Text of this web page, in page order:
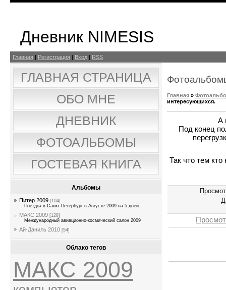
Дневник NIMESIS
Главная | Регистрация | Вход | RSS
ГЛАВНАЯ СТРАНИЦА
ОБО МНЕ
ДНЕВНИК
ФОТОАЛЬБОМЫ
ГОСТЕВАЯ КНИГА
Альбомы
Питер 2009 [104]
Поездка в Санкт-Петербург в Августе 2009 на 5 дней.
МАКС 2009 [128]
Международный авиационно-космический салон 2009
Ай-Даниль 2010 [54]
Облако тегов
МАКС 2009
Главная »
интересующихся.
А
Под конец
Так что тем